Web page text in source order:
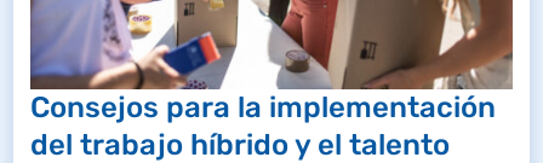
Consejos para la implementación
del trabajo híbrido y el talento